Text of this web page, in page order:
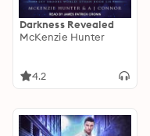
Darkness Revealed
McKenzie Hunter
4.2